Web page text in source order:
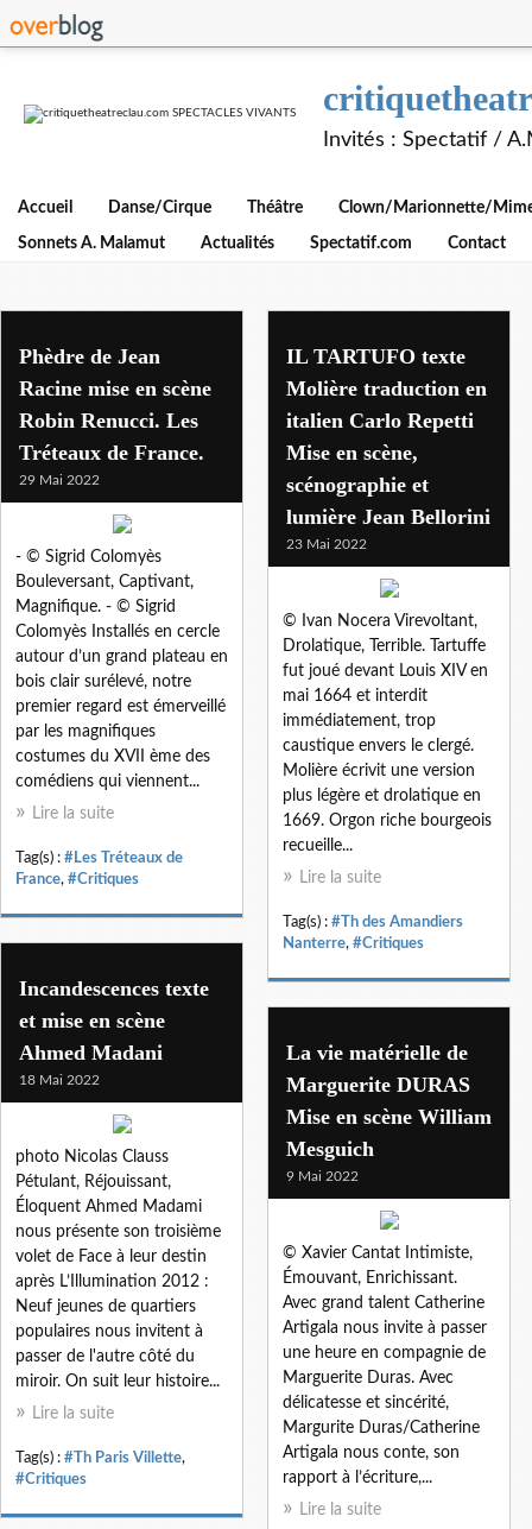
Invités : Spectatif /
Accueil Danse/Cirque Théâtre Clown/Marionnette/
Sonnets A. Malamut Actualités Spectatif.com Contact
Phèdre de Jean
Racine mise en scène
Robin Renucci. Les
Tréteaux de France.
29 Mai 2022
- © Sigrid Colomyès
Bouleversant, Captivant,
Magnifique. - © Sigrid
Colomyès Installés en cercle
autour d’un grand plateau en
bois clair surélevé, notre
premier regard est émerveillé
par les magnifiques
costumes du XVII ème des
comédiens qui viennent...
Lire la suite
Tag(s) : #Les Tréteaux de
France, #Critiques
IL TARTUFO texte
Molière traduction en
italien Carlo Repetti
Mise en scène,
scénographie et
lumière Jean Bellorini
23 Mai 2022
© Ivan Nocera Virevoltant,
Drolatique, Terrible. Tartuffe
fut joué devant Louis XIV en
mai 1664 et interdit
immédiatement, trop
caustique envers le clergé.
Molière écrivit une version
plus légère et drolatique en
1669. Orgon riche bourgeois
recueille...
Lire la suite
Tag(s) : #Th des Amandiers
Nanterre, #Critiques
Incandescences texte
et mise en scène
Ahmed Madani
18 Mai 2022
photo Nicolas Clauss
Pétulant, Réjouissant,
Éloquent Ahmed Madami
nous présente son troisième
volet de Face à leur destin
après L’Illumination 2012 :
Neuf jeunes de quartiers
populaires nous invitent à
passer de l'autre côté du
miroir. On suit leur histoire...
Lire la suite
Tag(s) : #Th Paris Villette,
#Critiques
La vie matérielle de
Marguerite DURAS
Mise en scène William
Mesguich
9 Mai 2022
© Xavier Cantat Intimiste,
Émouvant, Enrichissant.
Avec grand talent Catherine
Artigala nous invite à passer
une heure en compagnie de
Marguerite Duras. Avec
délicatesse et sincérité,
Margurite Duras/Catherine
Artigala nous conte, son
rapport à l’écriture,...
Lire la suite